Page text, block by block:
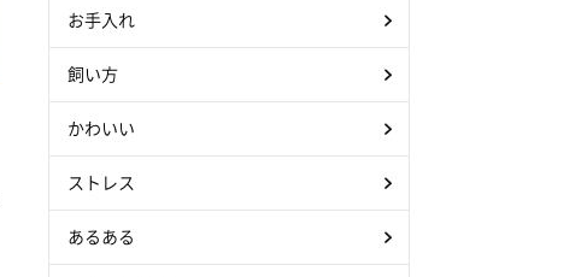
お手入れ
飼い方
かわいい
ストレス
あるある